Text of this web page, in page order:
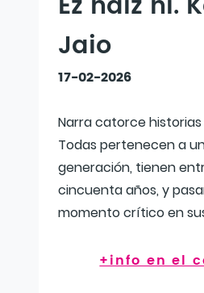
Jaio
17-02-2026
Narra catorce
Todas pertenecen a
generación, tienen
cincuenta años, y
momento crítico en
+info en el